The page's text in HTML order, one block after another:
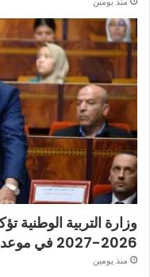
وزارة التربية الوطنية
2026-2027 في موعده الرسمي
منذ يومين